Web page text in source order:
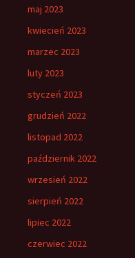
maj 2023
kwiecień 2023
marzec 2023
luty 2023
styczeń 2023
grudzień 2022
listopad 2022
październik 2022
wrzesień 2022
sierpień 2022
lipiec 2022
czerwiec 2022